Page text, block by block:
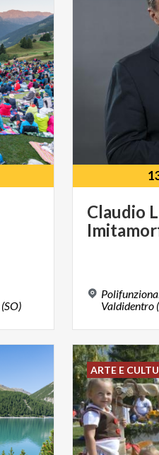
(SO)
Claudio
Valdidentro
ARTE E